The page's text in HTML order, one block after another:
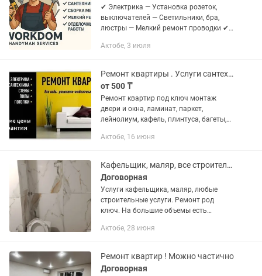
✔ Электрика — Установка розеток,
выключателей — Светильники, бра,
люстры — Мелкий ремонт проводки ✔
Устранение протечек — Подключение
Актобе, 3 июля
Ремонт квартиры . Услуги сантехника. Электрика. Плотника. Ламинат. Тв зона.
от 500 ₸
Ремонт квартир под ключ монтаж
двери и окна, ламинат, паркет,
лейнолиум, кафель, плинтуса, багеты,
сантехника и электрика
Актобе, 16 июня
Кафельщик, маляр, все строительные услуги, ремонт под ключ.
Договорная
Услуги кафельщика, маляр, любые
строительные услуги. Ремонт род
ключ. На большие объемы есть
установленные сроки.
Актобе, 28 июня
Ремонт квартир ! Можно частично
Договорная